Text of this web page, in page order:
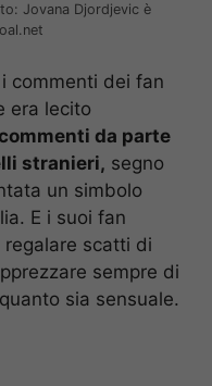
Jovana Djordjevic è
commenti dei fan
era lecito
da parte
stranieri, segno
un simbolo
E i suoi fan
scatti di
sempre di
sia sensuale.